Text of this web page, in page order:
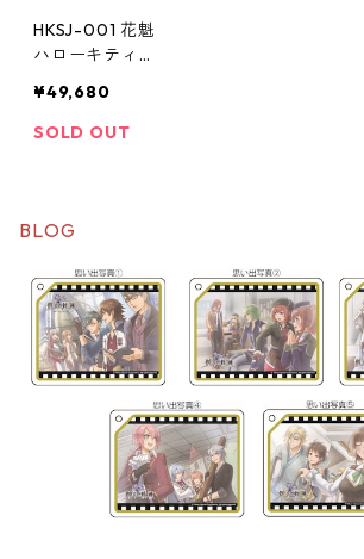
HKSJ-001 花魁
ハローキティ刺
¥49,680
SOLD OUT
BLOG